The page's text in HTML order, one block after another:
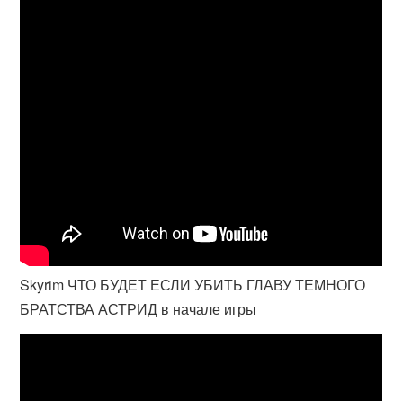
Skyrim ЧТО БУДЕТ ЕСЛИ УБИТЬ ГЛАВУ ТЕМНОГО
БРАТСТВА АСТРИД в начале игры